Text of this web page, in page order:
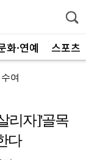
화·연예 스포츠
여
개
리자]'골목
다